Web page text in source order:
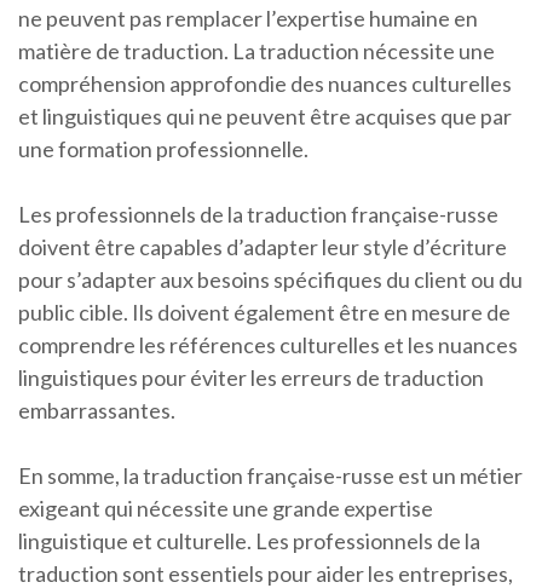
ne peuvent pas remplacer l’expertise humaine en
matière de traduction. La traduction nécessite une
compréhension approfondie des nuances culturelles
et linguistiques qui ne peuvent être acquises que par
une formation professionnelle.
Les professionnels de la traduction française-russe
doivent être capables d’adapter leur style d’écriture
pour s’adapter aux besoins spécifiques du client ou du
public cible. Ils doivent également être en mesure de
comprendre les références culturelles et les nuances
linguistiques pour éviter les erreurs de traduction
embarrassantes.
En somme, la traduction française-russe est un métier
exigeant qui nécessite une grande expertise
linguistique et culturelle. Les professionnels de la
traduction sont essentiels pour aider les entreprises,